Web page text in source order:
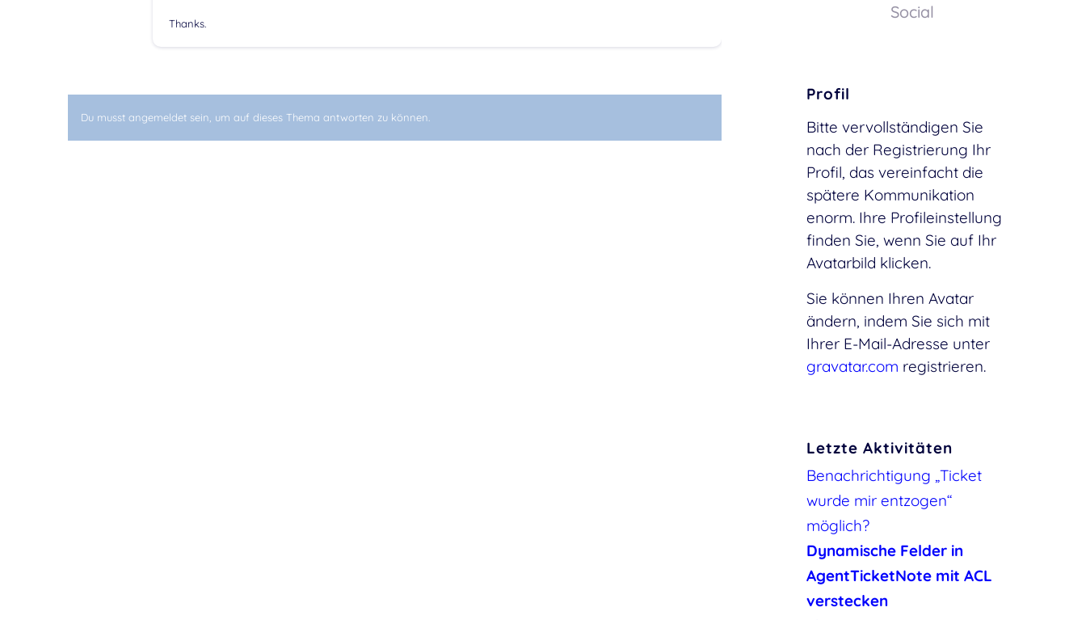
Thanks.
Du musst angemeldet sein, um auf dieses Thema antworten zu können.
Social
Profil
Bitte vervollständigen Sie
nach der Registrierung Ihr
Profil, das vereinfacht die
spätere Kommunikation
enorm. Ihre Profileinstellung
finden Sie, wenn Sie auf Ihr
Avatarbild klicken.
Sie können Ihren Avatar
ändern, indem Sie sich mit
Ihrer E-Mail-Adresse unter
gravatar.com registrieren.
Letzte Aktivitäten
Benachrichtigung „Ticket
wurde mir entzogen“
möglich?
Dynamische Felder in
AgentTicketNote mit ACL
verstecken